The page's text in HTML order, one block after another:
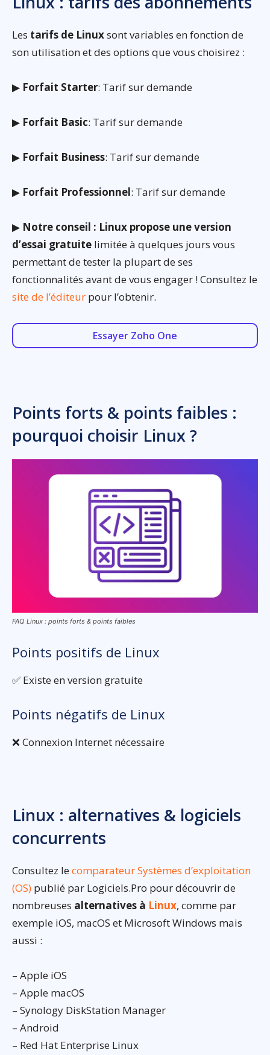
Les tarifs de Linuxsont variables en fonction de
son utilisation et des options que vous choisirez :
▶ Forfait Starter: Tarif sur demande
▶ Forfait Basic: Tarif sur demande
▶ Forfait Business: Tarif sur demande
▶ Forfait Professionnel: Tarif sur demande
▶ Notre conseil : Linux propose une version
d’essai gratuite limitée à quelques jours vous
permettant de tester la plupart de ses
fonctionnalités avant de vous engager ! Consultez le
site de l’éditeur pour l’obtenir.
Essayer Zoho One
Points forts & points faibles :
pourquoi choisir Linux ?
FAQ Linux : points forts & points faibles
Points positifs de Linux
✅ Existe en version gratuite
Points négatifs de Linux
❌ Connexion Internet nécessaire
Linux : alternatives & logiciels
concurrents
Consultez lecomparateur Systèmes d’exploitation
(OS) publié par Logiciels.Pro pour découvrir de
nombreuses alternatives à Linux, comme par
exemple iOS, macOS et Microsoft Windows mais
aussi :
– Apple iOS
– Apple macOS
– Synology DiskStation Manager
– Android
– Red Hat Enterprise Linux